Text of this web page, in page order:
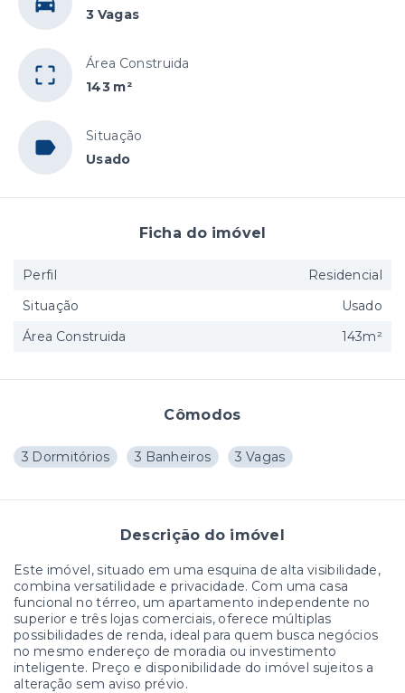
3 Vagas
Área Construida
143 m²
Situação
Usado
Cômodos
3 Dormitórios 3 Banheiros 3 Vagas
Descrição do imóvel
Este imóvel, situado em uma esquina de alta visibilidade,
combina versatilidade e privacidade. Com uma casa
funcional no térreo, um apartamento independente no
superior e três lojas comerciais, oferece múltiplas
possibilidades de renda, ideal para quem busca negócios
no mesmo endereço de moradia ou investimento
inteligente. Preço e disponibilidade do imóvel sujeitos a
alteração sem aviso prévio.
Ficha do imóvel
Perfil
Residencial
Situação
Usado
Área Construida
143m²